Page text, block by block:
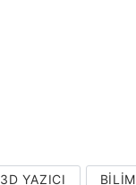
3D YAZICI BILIM